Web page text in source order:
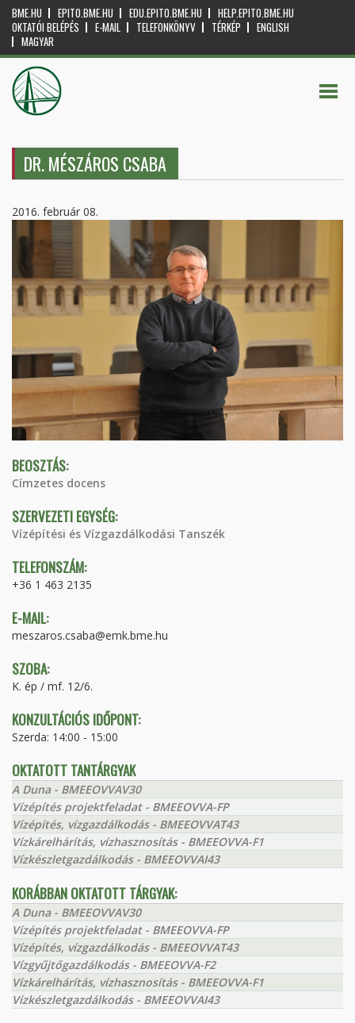
BME.HU EPITO.BME.HU EDU.EPITO.BME.HU
HELP.EPITO.BME.HU
OKTATÓI BELÉPÉS
E-MAIL TELEFONKÖNYV TÉRKÉP
ENGLISH
MAGYAR
DR. MÉSZÁROS CSABA
2016. február 08.
BEOSZTÁS:
Címzetes docens
SZERVEZETI EGYSÉG:
Vízépítési és Vízgazdálkodási Tanszék
TELEFONSZÁM:
+36 1 463 2135
E-MAIL:
meszaros.csaba@emk.bme.hu
SZOBA:
K. ép / mf. 12/6.
KONZULTÁCIÓS IDŐPONT:
Szerda: 14:00 - 15:00
OKTATOTT TANTÁRGYAK
A Duna - BMEEOVVAV30
Vízépítés projektfeladat - BMEEOVVA-FP
Vízépítés, vízgazdálkodás - BMEEOVVAT43
Vízkárelhárítás, vízhasznosítás - BMEEOVVA-F1
Vízkészletgazdálkodás - BMEEOVVAI43
KORÁBBAN OKTATOTT TÁRGYAK:
A Duna - BMEEOVVAV30
Vízépítés projektfeladat - BMEEOVVA-FP
Vízépítés, vízgazdálkodás - BMEEOVVAT43
Vízgyűjtőgazdálkodás - BMEEOVVA-F2
Vízkárelhárítás, vízhasznosítás - BMEEOVVA-F1
Vízkészletgazdálkodás - BMEEOVVAI43